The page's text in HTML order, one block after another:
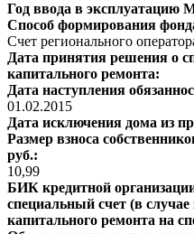
Год ввода в эксплуатацию
Способ формирования
Счет регионального
Дата принятия решения о
капитального ремонта:
Дата наступления
01.02.2015
Дата исключения дома из
Размер взноса
руб.:
10,99
БИК кредитной
специальный счет (в
капитального ремонта на